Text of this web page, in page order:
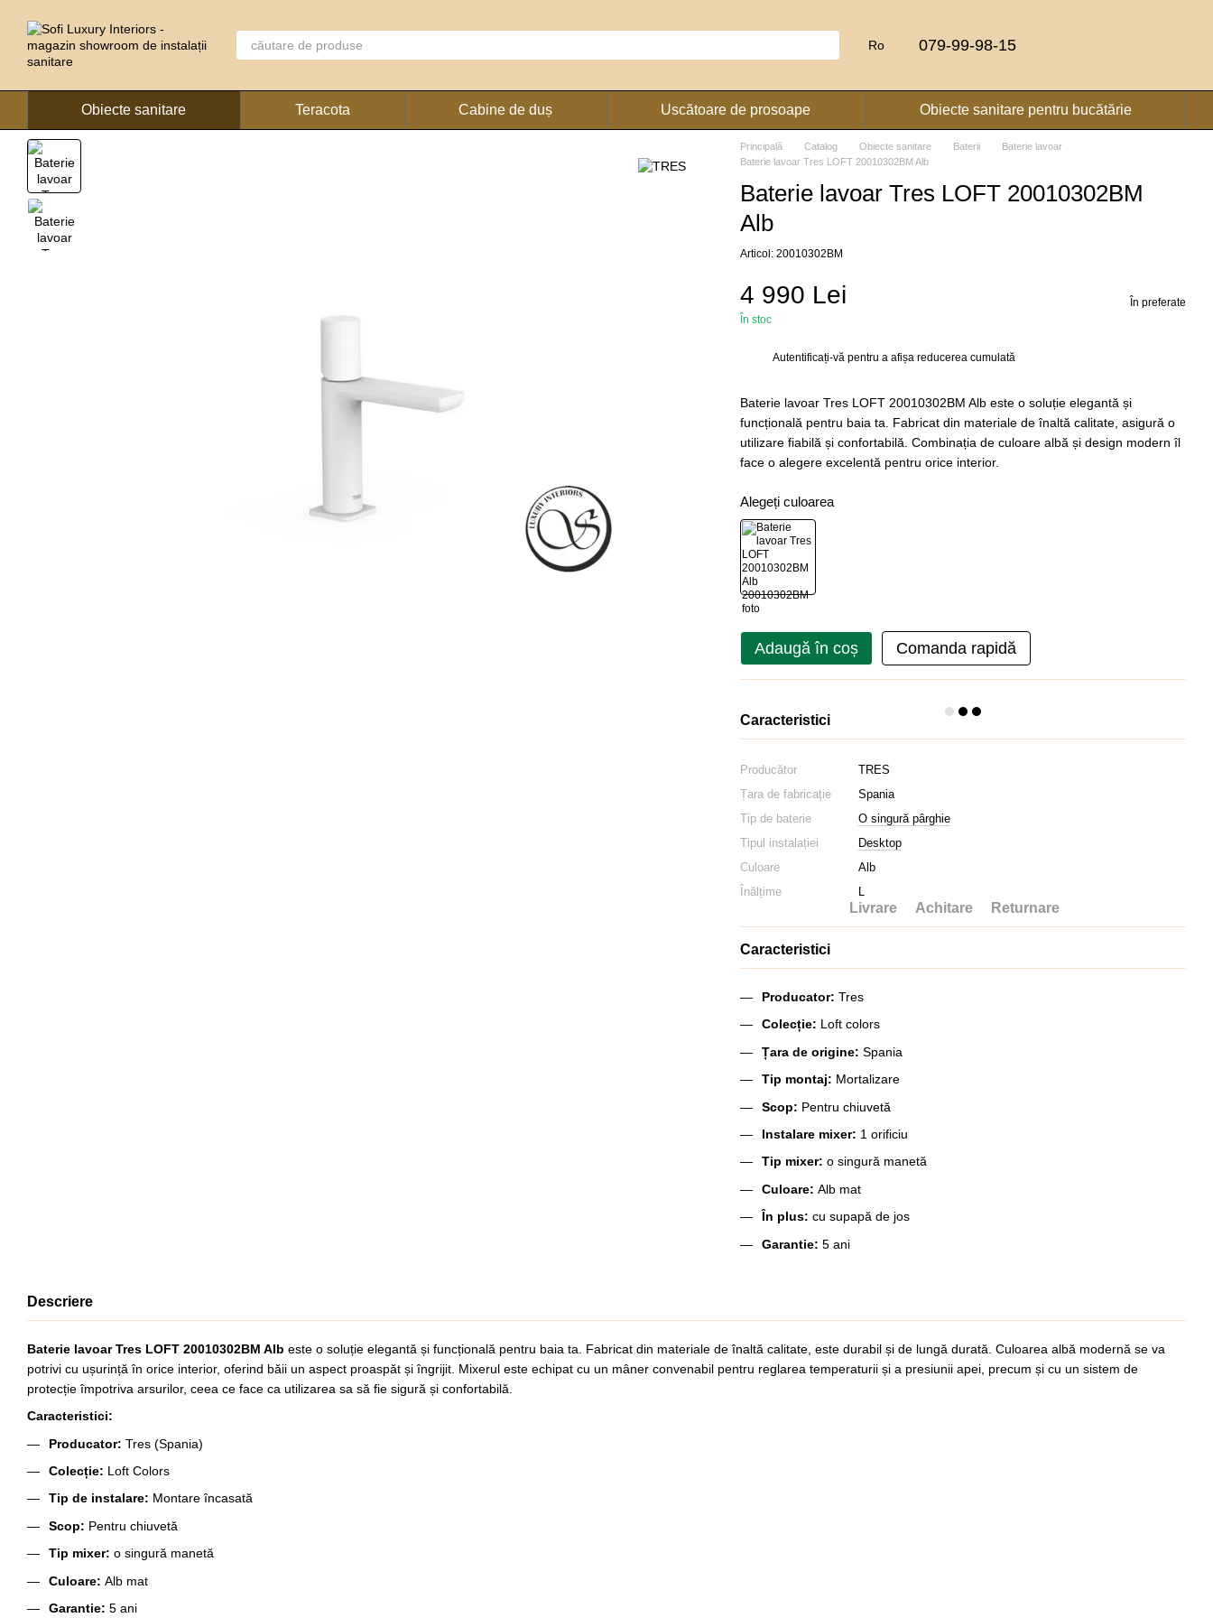
Ro 079-99-98-15
Obiecte sanitare Teracota Cabine de duș Uscătoare de prosoape Obiecte sanitare pentru bucătărie
Principală Catalog Obiecte sanitare Baterii
Baterie lavoar
Baterie lavoar Tres LOFT 20010302BM Alb
Baterie lavoar Tres LOFT 20010302BM
Alb
Articol: 20010302BM
4 990 Lei
În stoc
În preferate
Autentificați-văpentru a afișa reducerea cumulată
Baterie lavoar Tres LOFT 20010302BM Alb este o soluție elegantă și
funcțională pentru baia ta. Fabricat din materiale de înaltă calitate, asigură o
utilizare fiabilă și confortabilă. Combinația de culoare albă și design modern îl
face o alegere excelentă pentru orice interior.
Alegeți culoarea
Adaugă în coș Comanda rapidă
Caracteristici
Producător
TRES
Țara de fabricație
Spania
Tip de baterie
O singură pârghie
Tipul instalației
Desktop
Culoare
Alb
Înălțime
L
Livrare Achitare Returnare
Caracteristici
Producator:Tres
Colecție: Loft colors
Țara de origine:Spania
Tip montaj: Mortalizare
Scop: Pentru chiuvetă
Instalare mixer: 1 orificiu
Tip mixer:o singură manetă
Culoare:Alb mat
În plus:cu supapă de jos
Garantie:5 ani
Descriere
Baterie lavoar Tres LOFT 20010302BM Alb este o soluție elegantă și funcțională pentru baia ta. Fabricat din materiale de înaltă calitate, este durabil și de lungă durată. Culoarea albă modernă se va
potrivi cu ușurință în orice interior, oferind băii un aspect proaspăt și îngrijit. Mixerul este echipat cu un mâner convenabil pentru reglarea temperaturii și a presiunii apei, precum și cu un sistem de
protecție împotriva arsurilor, ceea ce face ca utilizarea sa să fie sigură și confortabilă.
Caracteristici:
Producator: Tres (Spania)
Colecție: Loft Colors
Tip de instalare: Montare încasată
Scop: Pentru chiuvetă
Tip mixer: o singură manetă
Culoare: Alb mat
Garantie: 5 ani